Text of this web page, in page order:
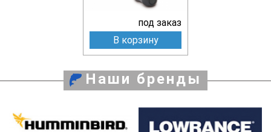
под заказ
В корзину
Наши бренды